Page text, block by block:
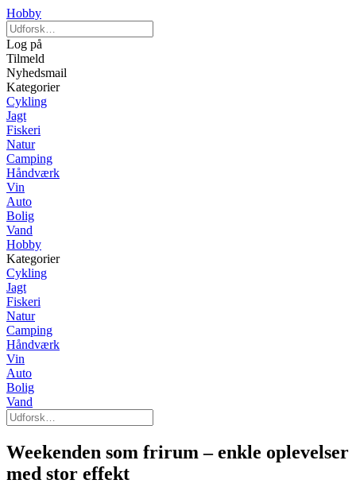
Hobby
Log på
Tilmeld
Nyhedsmail
Kategorier
Cykling
Jagt
Fiskeri
Natur
Camping
Håndværk
Vin
Auto
Bolig
Vand
Hobby
Kategorier
Cykling
Jagt
Fiskeri
Natur
Camping
Håndværk
Vin
Auto
Bolig
Vand
Weekenden som frirum – enkle oplevelser
med stor effekt